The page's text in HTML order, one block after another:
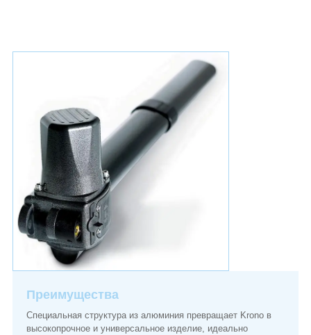
Преимущества
Специальная структура из алюминия превращает Krono в
высокопрочное и универсальное изделие, идеально